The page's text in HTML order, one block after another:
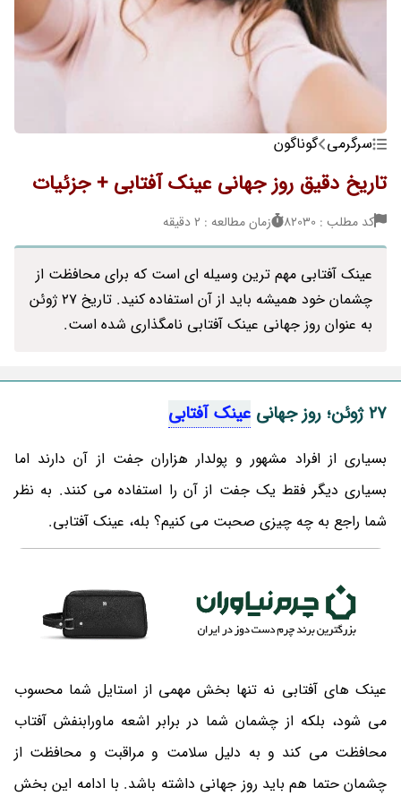
سرگرمی گوناگون
تاریخ دقیق روز جهانی عینک آفتابی + جزئیات
کد مطلب : 82030 زمان مطالعه : 2 دقیقه
عینک آفتابی مهم ترین وسیله ای است که برای محافظت از
چشمان خود همیشه باید از آن استفاده کنید. تاریخ 27 ژوئن
به عنوان روز جهانی عینک آفتابی نامگذاری شده است.
27 ژوئن؛ روز جهانی عینک آفتابی
بسیاری از افراد مشهور و پولدار هزاران جفت از آن دارند اما
بسیاری دیگر فقط یک جفت از آن را استفاده می کنند. به نظر
شما راجع به چه چیزی صحبت می کنیم؟ بله، عینک آفتابی.
عینک های آفتابی نه تنها بخش مهمی از استایل شما محسوب
می شود، بلکه از چشمان شما در برابر اشعه ماورابنفش آفتاب
محافظت می کند و به دلیل سلامت و مراقبت و محافظت از
چشمان حتما هم باید روز جهانی داشته باشد. با ادامه این بخش